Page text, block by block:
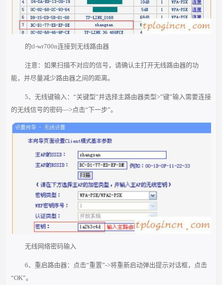
的tl-wr700n连接到无线路由器
注意：如果扫描不对应的信号，请确认主打开无线路由器的功
能，并尽量减少路由器之间的距离。
5、无线键输入：“关键型”并选择主路由器类型>”键”输入需要连接
的无线信号的密码—>点击“下一步”。
无线网络密码输入
6、重启路由器：点击“重置”->将重新启动弹出提示对话框，点击
“OK”。